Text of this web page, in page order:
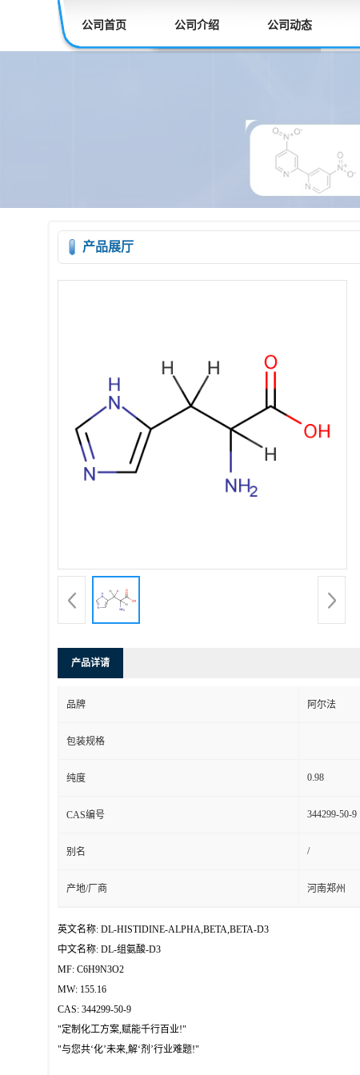
公司首页 公司介绍 公司动态
产品展厅
产品详请
品牌 阿尔法
包装规格
纯度 0.98
CAS编号 344299-50-9
别名 /
产地/厂商 河南郑州
英文名称: DL-HISTIDINE-ALPHA,BETA,BETA-D3
中文名称: DL-组氨酸-D3
MF: C6H9N3O2
MW: 155.16
CAS: 344299-50-9
"定制化工方案,赋能千行百业!"
"与您共‘化’未来,解‘剂’行业难题!"